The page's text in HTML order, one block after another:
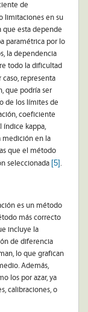
de
limitaciones en su
que esta depende
paramétrica por lo
la dependencia
todo la dificultad
caso, representa
que podría ser
de los límites de
coeficiente
índice kappa,
medición en la
que el método
seleccionada [5].
es un método
más correcto
incluye la
de diferencia
lo que grafican
Además,
los por azar, ya
calibraciones, o